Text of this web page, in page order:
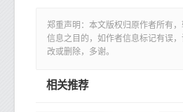
郑重声明：本文版权归原作者所有
信息之目的，如作者信息标记有误
改或删除，多谢。
相关推荐